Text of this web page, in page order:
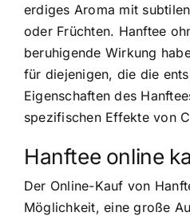
erdiges Aroma mit
oder Früchten. Hanftee
beruhigende Wirkung
für diejenigen, die die
Eigenschaften des
spezifischen Effekte von
Hanftee online
Der Online-Kauf von
Möglichkeit, eine große